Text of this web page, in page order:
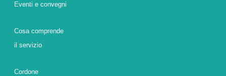
Eventi e convegni
Cosa comprende
il servizio
Cordone